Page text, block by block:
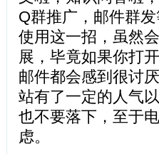
Q群推广，邮件群
使用这一招，虽然
展，毕竟如果你打
邮件都会感到很讨
站有了一定的人气
也不要落下，至于
虑。